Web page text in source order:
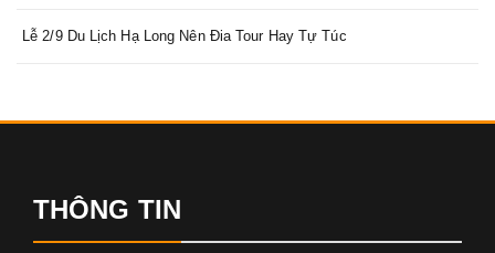
Lễ 2/9 Du Lịch Hạ Long Nên Đia Tour Hay Tự Túc
THÔNG TIN